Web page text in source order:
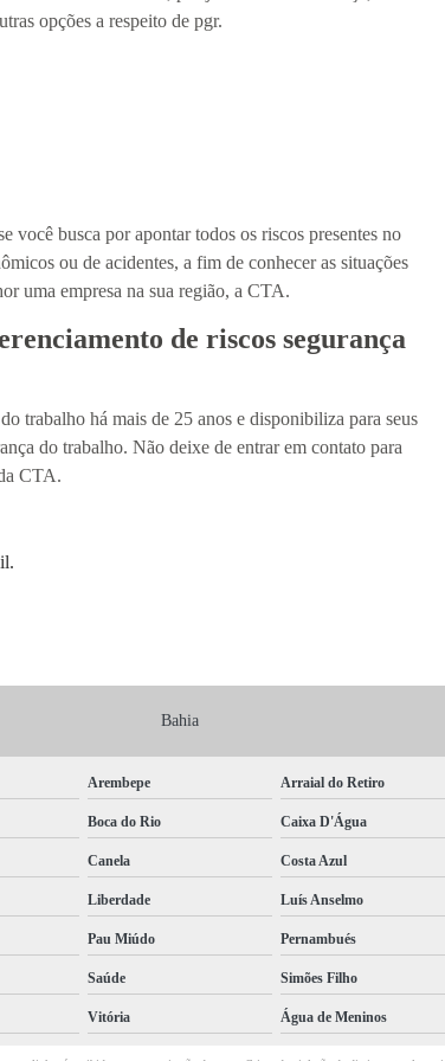
opções a respeito de pgr.
você busca por apontar todos os riscos presentes no
ou de acidentes, a fim de conhecer as situações
uma empresa na sua região, a CTA.
de riscos segurança
trabalho há mais de 25 anos e disponibiliza para seus
do trabalho. Não deixe de entrar em contato para
CTA.
Bahia
Arembepe Arraial do Retiro
Boca do Rio Caixa D'Água
Canela Costa Azul
Liberdade Luís Anselmo
Pau Miúdo Pernambués
Saúde Simões Filho
Vitória Água de Meninos